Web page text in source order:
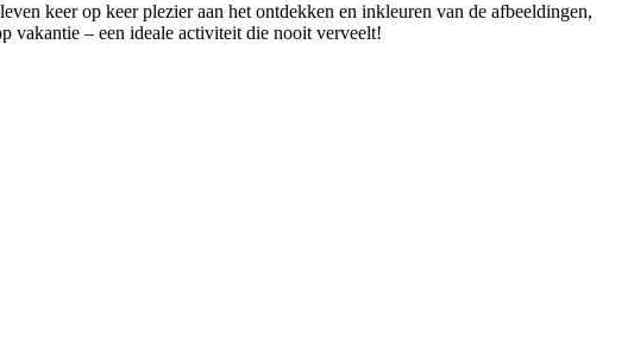
keer op keer plezier aan het ontdekken en inkleuren van de afbeeldingen,
vakantie – een ideale activiteit die nooit verveelt!